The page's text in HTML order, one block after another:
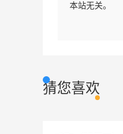
本站无关。
猜您喜欢